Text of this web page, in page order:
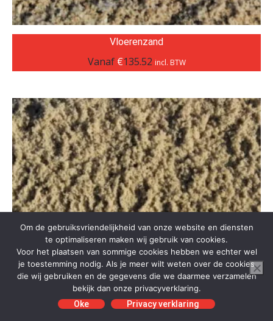
Vloerenzand
Vanaf €135.52 incl. BTW
Om de gebruiksvriendelijkheid van onze website en diensten
te optimaliseren maken wij gebruik van cookies.
Voor het plaatsen van sommige cookies hebben we echter wel
je toestemming nodig. Als je meer wilt weten over de cookies
die wij gebruiken en de gegevens die we daarmee verzamelen
bekijk dan onze privacyverklaring.
Oke
Privacy verklaring